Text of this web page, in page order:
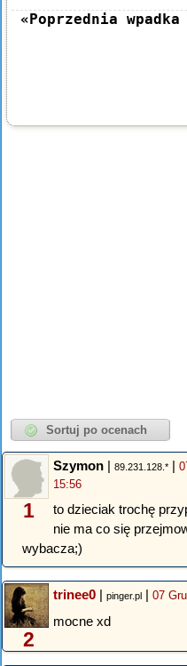
«Poprzednia wpadka
1
Szymon | 89.231.128.* |
15:56
to dzieciak trochę
nie ma co się
wybacza;)
2
trinee0 | pinger.pl | 07
mocne xd